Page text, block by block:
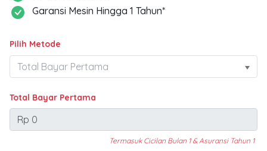
Garansi Mesin Hingga 1 Tahun*
Pilih Metode
Total Bayar Pertama
Termasuk Cicilan Bulan 1 & Asuransi Tahun 1